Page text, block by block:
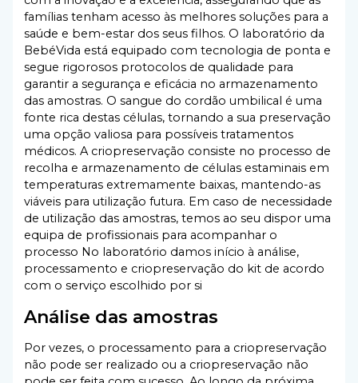
famílias tenham acesso às melhores soluções para a
saúde e bem-estar dos seus filhos. O laboratório da
BebéVida está equipado com tecnologia de ponta e
segue rigorosos protocolos de qualidade para
garantir a segurança e eficácia no armazenamento
das amostras. O sangue do cordão umbilical é uma
fonte rica destas células, tornando a sua preservação
uma opção valiosa para possíveis tratamentos
médicos. A criopreservação consiste no processo de
recolha e armazenamento de células estaminais em
temperaturas extremamente baixas, mantendo-as
viáveis para utilização futura. Em caso de necessidade
de utilização das amostras, temos ao seu dispor uma
equipa de profissionais para acompanhar o
processo No laboratório damos início à análise,
processamento e criopreservação do kit de acordo
com o serviço escolhido por si
Análise das amostras
Por vezes, o processamento para a criopreservação
não pode ser realizado ou a criopreservação não